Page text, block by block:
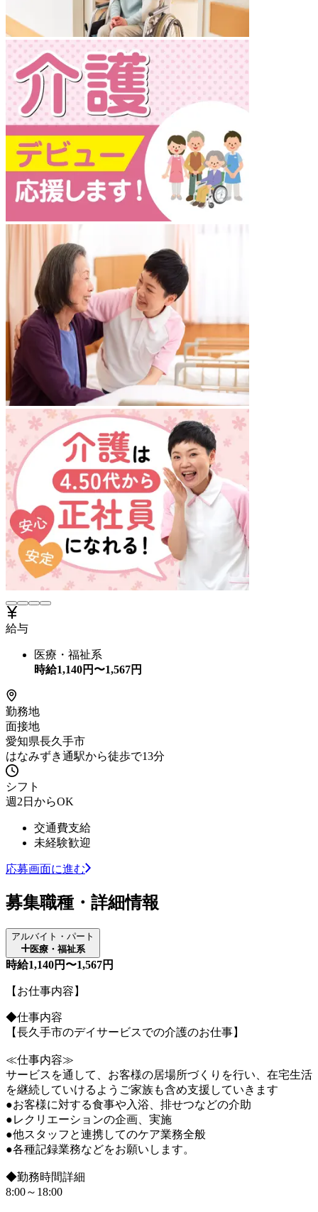
給与
医療・福祉系
時給1,140円〜1,567円
勤務地
面接地
愛知県長久手市
はなみずき通駅から徒歩で13分
シフト
週2日からOK
交通費支給
未経験歓迎
応募画面に進む
募集職種・詳細情報
アルバイト・パート
医療・福祉系
時給1,140円〜1,567円
【お仕事内容】
◆仕事内容
【長久手市のデイサービスでの介護のお仕事】
≪仕事内容≫
サービスを通して、お客様の居場所づくりを行い、在宅生活
を継続していけるようご家族も含め支援していきます
●お客様に対する食事や入浴、排せつなどの介助
●レクリエーションの企画、実施
●他スタッフと連携してのケア業務全般
●各種記録業務などをお願いします。
◆勤務時間詳細
8:00～18:00